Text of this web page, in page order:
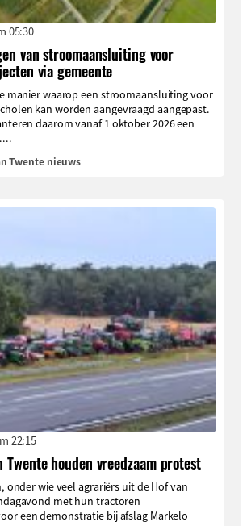
05:30
van stroomaansluiting voor
via gemeente
manier waarop een stroomaansluiting voor
kan worden aangevraagd aangepast.
daarom vanaf 1 oktober 2026 een
Twente nieuws
22:15
Twente houden vreedzaam protest
onder wie veel agrariërs uit de Hof van
met hun tractoren
een demonstratie bij afslag Markelo